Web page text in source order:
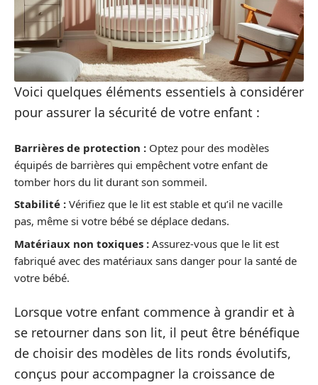
Voici quelques éléments essentiels à considérer
pour assurer la sécurité de votre enfant :
Barrières de protection : Optez pour des modèles
équipés de barrières qui empêchent votre enfant de
tomber hors du lit durant son sommeil.
Stabilité : Vérifiez que le lit est stable et qu’il ne vacille
pas, même si votre bébé se déplace dedans.
Matériaux non toxiques : Assurez-vous que le lit est
fabriqué avec des matériaux sans danger pour la santé de
votre bébé.
Lorsque votre enfant commence à grandir et à
se retourner dans son lit, il peut être bénéfique
de choisir des modèles de lits ronds évolutifs,
conçus pour accompagner la croissance de